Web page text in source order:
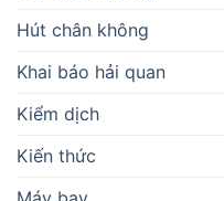
Hút chân không
Khai báo hải quan
Kiểm dịch
Kiến thức